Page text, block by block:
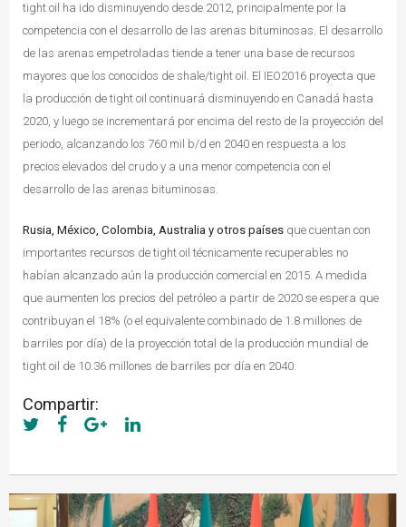
tight oil ha ido disminuyendo desde 2012, principalmente por la
competencia con el desarrollo de las arenas bituminosas. El desarrollo
de las arenas empetroladas tiende a tener una base de recursos
mayores que los conocidos de shale/tight oil. El IEO2016 proyecta que
la producción de tight oil continuará disminuyendo en Canadá hasta
2020, y luego se incrementará por encima del resto de la proyección del
periodo, alcanzando los 760 mil b/d en 2040 en respuesta a los
precios elevados del crudo y a una menor competencia con el
desarrollo de las arenas bituminosas.
Rusia, México, Colombia, Australia y otros países que cuentan con
importantes recursos de tight oil técnicamente recuperables no
habían alcanzado aún la producción comercial en 2015. A medida
que aumenten los precios del petróleo a partir de 2020 se espera que
contribuyan el 18% (o el equivalente combinado de 1.8 millones de
barriles por día) de la proyección total de la producción mundial de
tight oil de 10.36 millones de barriles por día en 2040.
Compartir: